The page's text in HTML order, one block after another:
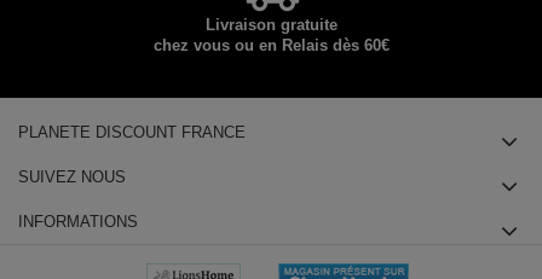
Livraison gratuite
chez vous ou en Relais dès 60€
PLANETE DISCOUNT FRANCE
SUIVEZ NOUS
INFORMATIONS